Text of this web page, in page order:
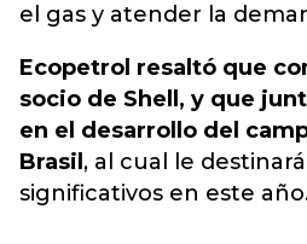
el gas y atender la
Ecopetrol resaltó que
socio de Shell, y que
en el desarrollo del
Brasil , al cual le
significativos en este